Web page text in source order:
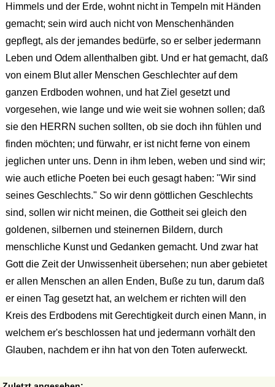
Himmels und der Erde, wohnt nicht in Tempeln mit Händen
gemacht; sein wird auch nicht von Menschenhänden
gepflegt, als der jemandes bedürfe, so er selber jedermann
Leben und Odem allenthalben gibt. Und er hat gemacht, daß
von einem Blut aller Menschen Geschlechter auf dem
ganzen Erdboden wohnen, und hat Ziel gesetzt und
vorgesehen, wie lange und wie weit sie wohnen sollen; daß
sie den HERRN suchen sollten, ob sie doch ihn fühlen und
finden möchten; und fürwahr, er ist nicht ferne von einem
jeglichen unter uns. Denn in ihm leben, weben und sind wir;
wie auch etliche Poeten bei euch gesagt haben: "Wir sind
seines Geschlechts." So wir denn göttlichen Geschlechts
sind, sollen wir nicht meinen, die Gottheit sei gleich den
goldenen, silbernen und steinernen Bildern, durch
menschliche Kunst und Gedanken gemacht. Und zwar hat
Gott die Zeit der Unwissenheit übersehen; nun aber gebietet
er allen Menschen an allen Enden, Buße zu tun, darum daß
er einen Tag gesetzt hat, an welchem er richten will den
Kreis des Erdbodens mit Gerechtigkeit durch einen Mann, in
welchem er's beschlossen hat und jedermann vorhält den
Glauben, nachdem er ihn hat von den Toten auferweckt.